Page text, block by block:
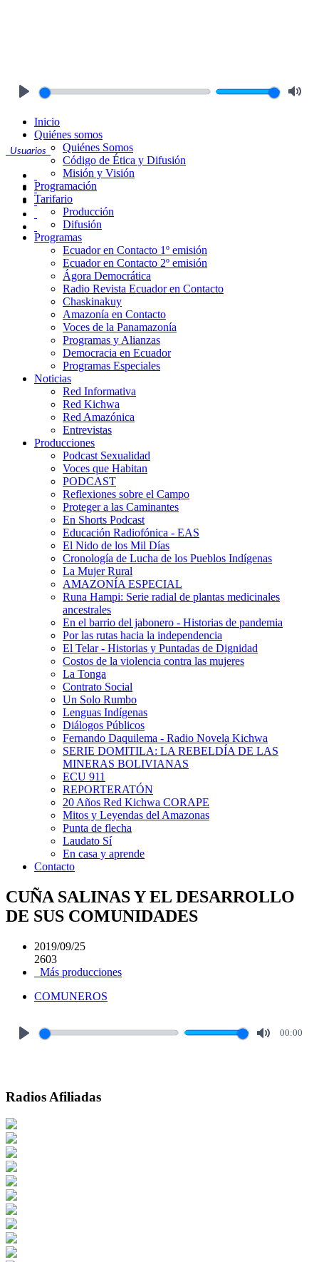
Usuarios
Inicio
Quiénes somos
Quiénes Somos
Código de Ética y Difusión
Misión y Visión
Programación
Tarifario
Producción
Difusión
Programas
Ecuador en Contacto 1º emisión
Ecuador en Contacto 2º emisión
Ágora Democrática
Radio Revista Ecuador en Contacto
Chaskinakuy
Amazonía en Contacto
Voces de la Panamazonía
Programas y Alianzas
Democracia en Ecuador
Programas Especiales
Noticias
Red Informativa
Red Kichwa
Red Amazónica
Entrevistas
Producciones
Podcast Sexualidad
Voces que Habitan
PODCAST
Reflexiones sobre el Campo
Proteger a las Caminantes
En Shorts Podcast
Educación Radiofónica - EAS
El Nido de los Mil Días
Cronología de Lucha de los Pueblos Indígenas
La Mujer Rural
AMAZONÍA ESPECIAL
Runa Hampi: Serie radial de plantas medicinales
ancestrales
En el barrio del jabonero - Historias de pandemia
Por las rutas hacia la independencia
El Telar - Historias y Puntadas de Dignidad
Costos de la violencia contra las mujeres
La Tonga
Contrato Social
Un Solo Rumbo
Lenguas Indígenas
Diálogos Públicos
Fernando Daquilema - Radio Novela Kichwa
SERIE DOMITILA: LA REBELDÍA DE LAS
MINERAS BOLIVIANAS
ECU 911
REPORTERATÓN
20 Años Red Kichwa CORAPE
Mitos y Leyendas del Amazonas
Punta de flecha
Laudato Sí
En casa y aprende
Contacto
CUÑA SALINAS Y EL DESARROLLO
DE SUS COMUNIDADES
2019/09/25
2603
Más producciones
COMUNEROS
00:00
Radios Afiliadas